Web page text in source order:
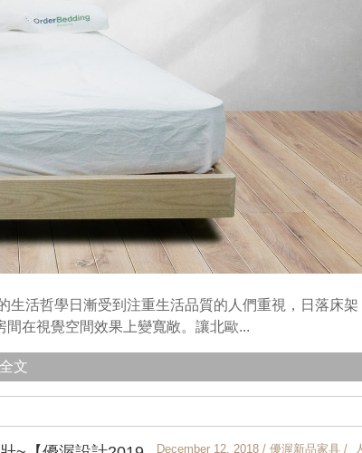
活哲學日漸受到注重生活品質的人們重視，日落床架
在視覺空間效果上變寬敞。讓北歐...
文
December 12, 2018 / 優渥新品家具 /